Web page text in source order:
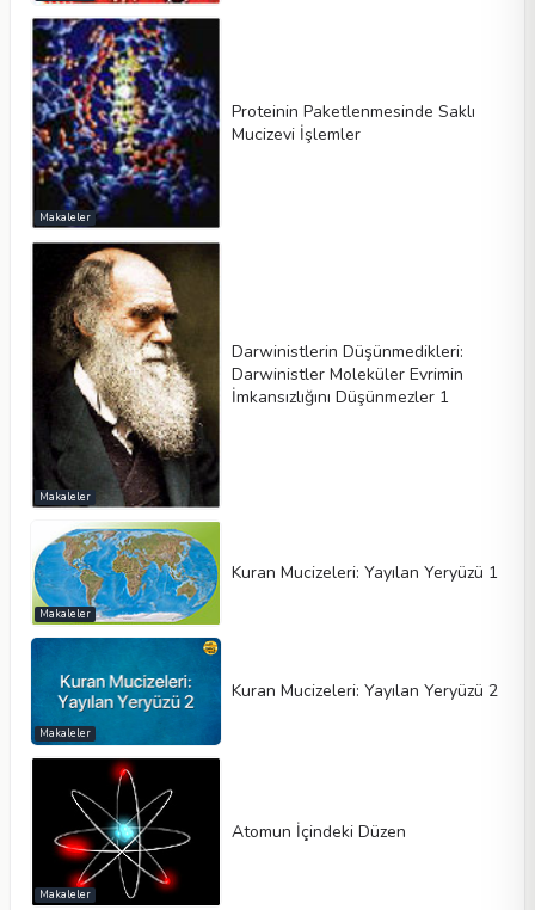
Makaleler
Proteinin Paketlenmesinde Saklı
Mucizevi İşlemler
Makaleler
Darwinistlerin Düşünmedikleri:
Darwinistler Moleküler Evrimin
İmkansızlığını Düşünmezler 1
Makaleler
Kuran Mucizeleri: Yayılan Yeryüzü 1
Makaleler
Kuran Mucizeleri: Yayılan Yeryüzü 2
Makaleler
Atomun İçindeki Düzen